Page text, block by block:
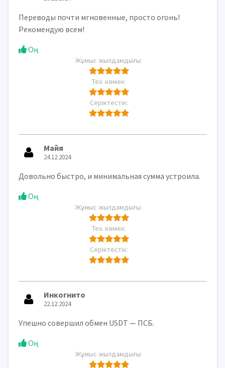
Переводы почти мгновенные, просто огонь!
Рекомендую всем!
Оң
Жұмыс жылдамдығы:
Тех. көмек:
Серіктестік:
Майя
24.12.2024
Довольно быстро, и минимальная сумма устроила.
Оң
Жұмыс жылдамдығы:
Тех. көмек:
Серіктестік:
Инкогнито
22.12.2024
Упешно совершил обмен USDT — ПСБ.
Оң
Жұмыс жылдамдығы: